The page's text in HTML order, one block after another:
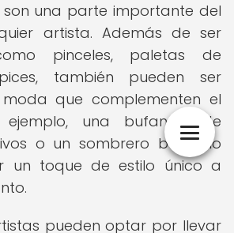
son una parte importante del
artista. Además de ser
pinceles, paletas de
también pueden ser
que complementen el
ejemplo, una bufanda de
o un sombrero bohemio
un toque de estilo único a
pueden optar por llevar